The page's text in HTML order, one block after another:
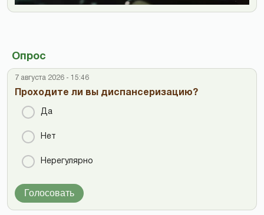
Опрос
7 августа 2026 - 15:46
Проходите ли вы диспансеризацию?
Да
Нет
Нерегулярно
Голосовать